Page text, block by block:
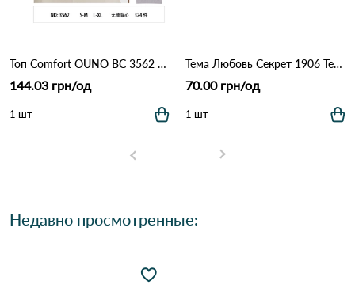
Топ Comfort OUNO BC 3562 Различные цвета
144.03 грн/од
1 шт
Тема Любовь Секрет 1906 Терракота
70.00 грн/од
1 шт
Недавно просмотренные: